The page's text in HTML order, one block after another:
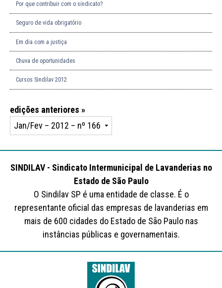
Por que contribuir com o sindicato?
Seguro de vida obrigatório
Em dia com a justiça
Chuva de oportunidades
Cursos Sindilav 2012
edições anteriores »
SINDILAV - Sindicato Intermunicipal de Lavanderias no
Estado de São Paulo
O Sindilav SP é uma entidade de classe. É o
representante oficial das empresas de lavanderias em
mais de 600 cidades do Estado de São Paulo nas
instâncias públicas e governamentais.